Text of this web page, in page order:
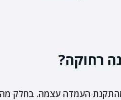
רחוקה?
מהתקנת העמדה עצמה. בחלק